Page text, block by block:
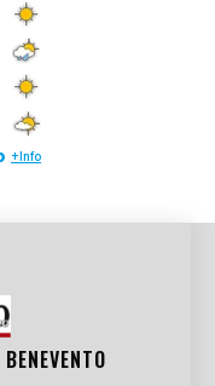
BENEVENTO